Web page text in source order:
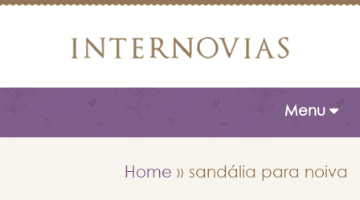
Toggle
Menu
Home » sandália para noiva